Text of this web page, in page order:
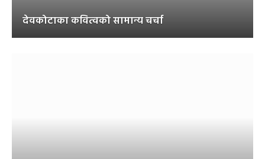
देवकोटाका कवित्वको सामान्य चर्चा